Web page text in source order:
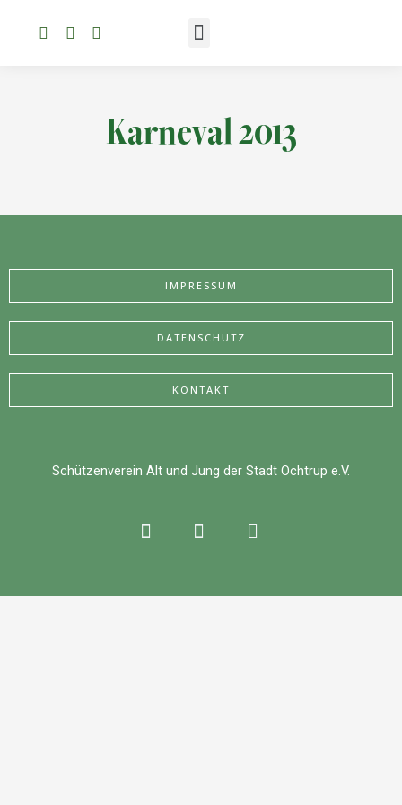
Karneval 2013
IMPRESSUM
DATENSCHUTZ
KONTAKT
Schützenverein Alt und Jung der Stadt Ochtrup e.V.